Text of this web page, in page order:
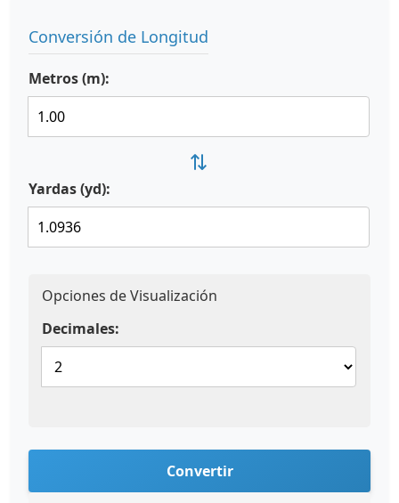
Conversión de Longitud
Metros (m):
⇄
Yardas (yd):
Opciones de Visualización
Decimales:
Convertir